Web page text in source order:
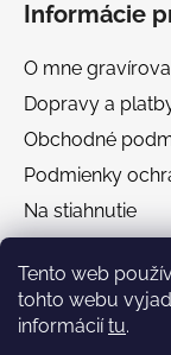
Tento web
tohto webu
informáciítu.
Informácie
O mne
Dopravy a
Obchodné
Podmienky
Na stiahnutie
Facebook